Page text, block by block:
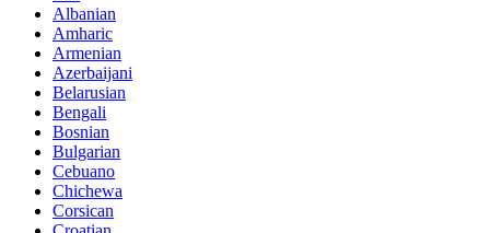
Albanian
Amharic
Armenian
Azerbaijani
Belarusian
Bengali
Bosnian
Bulgarian
Cebuano
Chichewa
Corsican